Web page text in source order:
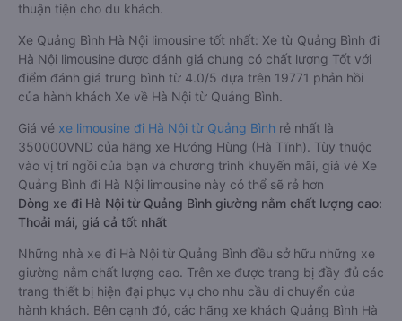
thuận tiện cho du khách.
Xe Quảng Bình Hà Nội limousine tốt nhất: Xe từ Quảng Bình đi
Hà Nội limousine được đánh giá chung có chất lượng Tốt với
điểm đánh giá trung bình từ 4.0/5 dựa trên 19771 phản hồi
của hành khách Xe về Hà Nội từ Quảng Bình.
Giá vé xe limousine đi Hà Nội từ Quảng Bình rẻ nhất là
350000VND của hãng xe Hướng Hùng (Hà Tĩnh). Tùy thuộc
vào vị trí ngồi của bạn và chương trình khuyến mãi, giá vé Xe
Quảng Bình đi Hà Nội limousine này có thể sẽ rẻ hơn
Dòng xe đi Hà Nội từ Quảng Bình giường nằm chất lượng cao:
Thoải mái, giá cả tốt nhất
Những nhà xe đi Hà Nội từ Quảng Bình đều sở hữu những xe
giường nằm chất lượng cao. Trên xe được trang bị đầy đủ các
trang thiết bị hiện đại phục vụ cho nhu cầu di chuyển của
hành khách. Bên cạnh đó, các hãng xe khách Quảng Bình Hà